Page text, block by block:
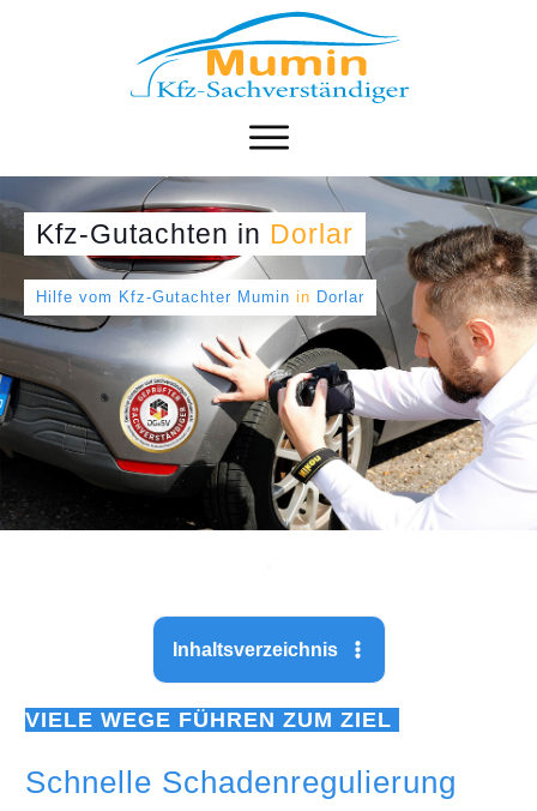
Kfz-Gutachten in Dorlar
Hilfe vom Kfz-Gutachter Mumin in Dorlar
Inhaltsverzeichnis
VIELE WEGE FÜHREN ZUM ZIEL
Schnelle Schadenregulierung